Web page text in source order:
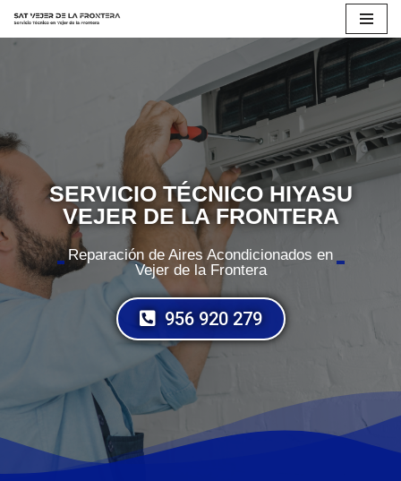
Saltar
SERVICIO TÉCNICO HIYASU
VEJER DE LA FRONTERA
Reparación de Aires Acondicionados en
Vejer de la Frontera
956 920 279